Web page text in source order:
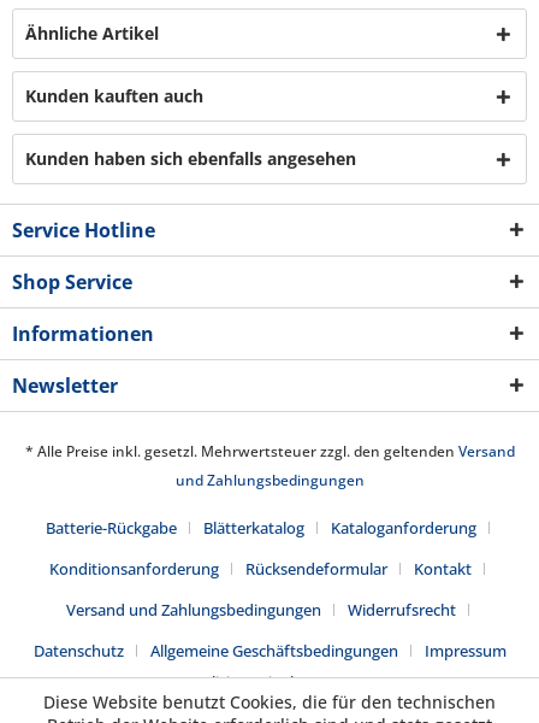
Ähnliche Artikel
Kunden kauften auch
Kunden haben sich ebenfalls angesehen
Service Hotline
Shop Service
Informationen
Newsletter
* Alle Preise inkl. gesetzl. Mehrwertsteuer zzgl. den geltenden Versand
und Zahlungsbedingungen
Batterie-Rückgabe Blätterkatalog
Kataloganforderung
Konditionsanforderung
Rücksendeformular
Kontakt
Versand und Zahlungsbedingungen
Widerrufsrecht
Datenschutz
Allgemeine Geschäftsbedingungen
Impressum
Realisiert mit Shopware
Diese Website benutzt Cookies, die für den technischen